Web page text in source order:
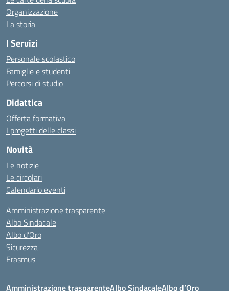
Organizzazione
La storia
I Servizi
Personale scolastico
Famiglie e studenti
Percorsi di studio
Didattica
Offerta formativa
I progetti delle classi
Novità
Le notizie
Le circolari
Calendario eventi
Amministrazione trasparente
Albo Sindacale
Albo d’Oro
Sicurezza
Erasmus
Amministrazione trasparenteAlbo SindacaleAlbo d’Oro